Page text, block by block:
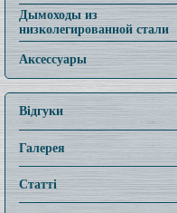
Дымоходы из
низколегированной стали
Аксессуары
Відгуки
Галерея
Статті